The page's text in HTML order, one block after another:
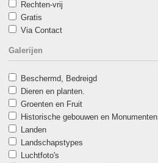
Rechten-vrij
Gratis
Via Contact
Galerijen
Beschermd, Bedreigd
Dieren en planten.
Groenten en Fruit
Historische gebouwen en Monumenten
Landen
Landschapstypes
Luchtfoto's